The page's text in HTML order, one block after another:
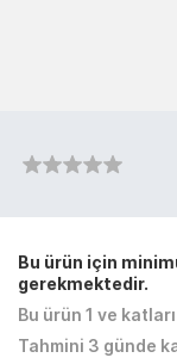
Bu ürün için
gerekmektedir.
Bu ürün 1 ve
Tahmini 3 günde